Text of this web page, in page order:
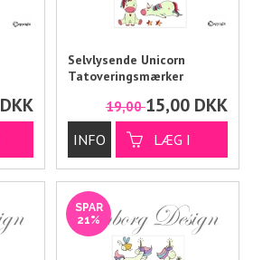
DKK
Selvlysende Unicorn
Tatoveringsmærker
19,0015,00 DKK
SPAR
21%